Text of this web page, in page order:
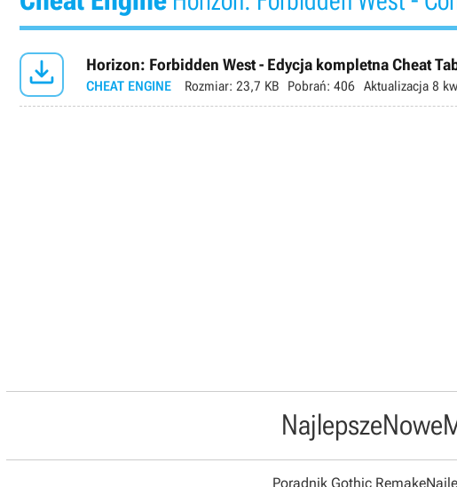
 Horizon: Forbidden West - Edycja kompletna Cheat
CHEAT ENGINE Rozmiar: 23,7 KB Pobrań: 406 Aktualizacja 8
NajlepszeNowe
Poradnik Gothic Remake